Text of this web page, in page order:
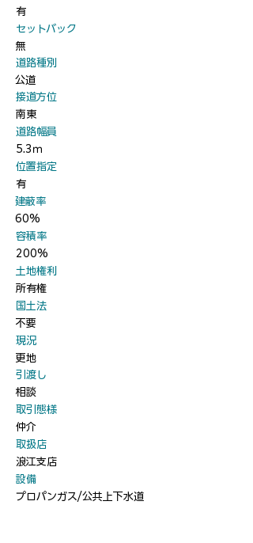
有
​セットバック
無
​道路種別
公道
​接道方位
南東
​道路幅員
5.3ｍ
​位置指定
有
​建蔽率
60%
​容積率
200%
​土地権利
所有権
​国土法
不要
​現況
更地
​引渡し
相談
​取引態様
仲介
​取扱店
浪江支店
​設備
プロパンガス/公共上下水道